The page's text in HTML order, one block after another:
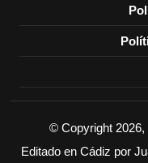
© Copyright 2026,
Editado en Cádiz por